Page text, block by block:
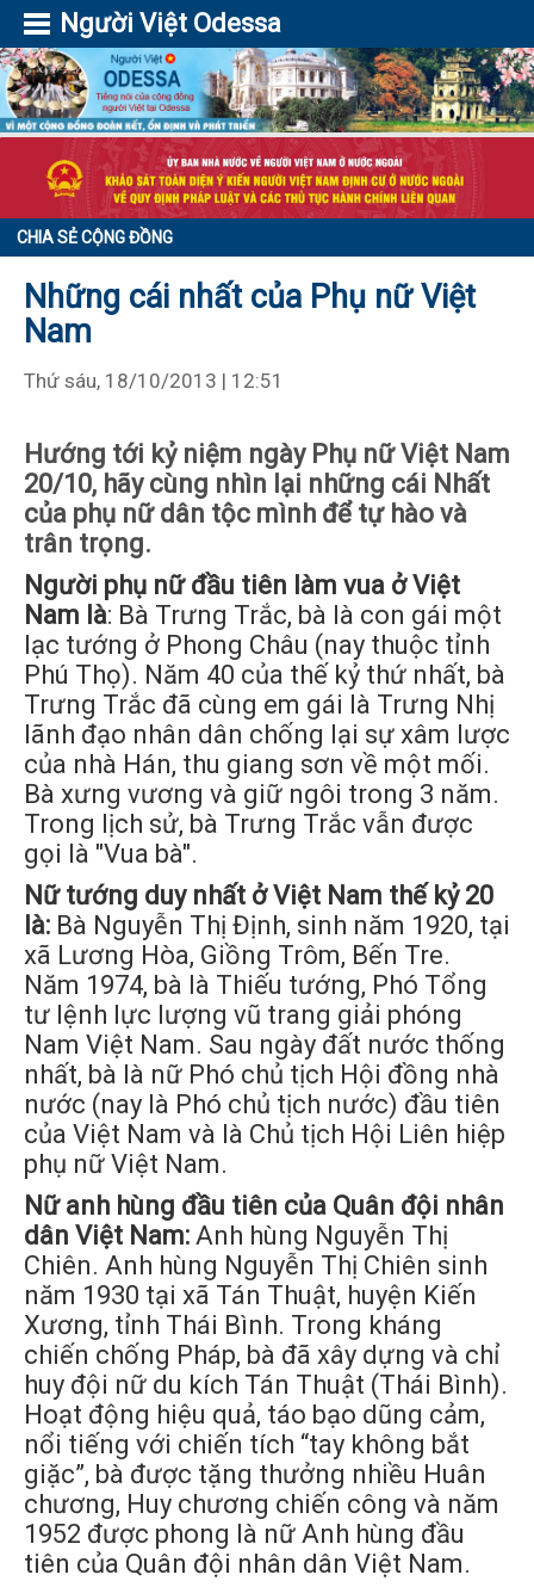
Người Việt Odessa
CHIA SẺ CỘNG ĐỒNG
Những cái nhất của Phụ nữ Việt
Nam
Thứ sáu, 18/10/2013 | 12:51
Hướng tới kỷ niệm ngày Phụ nữ Việt Nam
20/10, hãy cùng nhìn lại những cái Nhất
của phụ nữ dân tộc mình để tự hào và
trân trọng.
Người phụ nữ đầu tiên làm vua ở Việt
Nam là: Bà Trưng Trắc, bà là con gái một
lạc tướng ở Phong Châu (nay thuộc tỉnh
Phú Thọ). Năm 40 của thế kỷ thứ nhất, bà
Trưng Trắc đã cùng em gái là Trưng Nhị
lãnh đạo nhân dân chống lại sự xâm lược
của nhà Hán, thu giang sơn về một mối.
Bà xưng vương và giữ ngôi trong 3 năm.
Trong lịch sử, bà Trưng Trắc vẫn được
gọi là "Vua bà".
Nữ tướng duy nhất ở Việt Nam thế kỷ 20
là: Bà Nguyễn Thị Định, sinh năm 1920, tại
xã Lương Hòa, Giồng Trôm, Bến Tre.
Năm 1974, bà là Thiếu tướng, Phó Tổng
tư lệnh lực lượng vũ trang giải phóng
Nam Việt Nam. Sau ngày đất nước thống
nhất, bà là nữ Phó chủ tịch Hội đồng nhà
nước (nay là Phó chủ tịch nước) đầu tiên
của Việt Nam và là Chủ tịch Hội Liên hiệp
phụ nữ Việt Nam.
Nữ anh hùng đầu tiên của Quân đội nhân
dân Việt Nam: Anh hùng Nguyễn Thị
Chiên. Anh hùng Nguyễn Thị Chiên sinh
năm 1930 tại xã Tán Thuật, huyện Kiến
Xương, tỉnh Thái Bình. Trong kháng
chiến chống Pháp, bà đã xây dựng và chỉ
huy đội nữ du kích Tán Thuật (Thái Bình).
Hoạt động hiệu quả, táo bạo dũng cảm,
nổi tiếng với chiến tích “tay không bắt
giặc”, bà được tặng thưởng nhiều Huân
chương, Huy chương chiến công và năm
1952 được phong là nữ Anh hùng đầu
tiên của Quân đội nhân dân Việt Nam.